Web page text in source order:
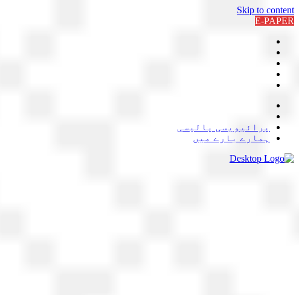
Skip to content
E-PAPER
پرائیویسی پالیسی
ہمارے بارے میں